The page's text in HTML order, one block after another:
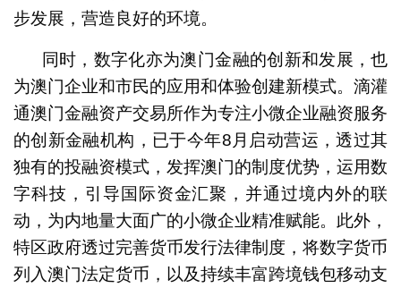
步发展，营造良好的环境。
同时，数字化亦为澳门金融的创新和发展，也
为澳门企业和市民的应用和体验创建新模式。滴灌
通澳门金融资产交易所作为专注小微企业融资服务
的创新金融机构，已于今年8月启动营运，透过其
独有的投融资模式，发挥澳门的制度优势，运用数
字科技，引导国际资金汇聚，并通过境内外的联
动，为内地量大面广的小微企业精准赋能。此外，
特区政府透过完善货币发行法律制度，将数字货币
列入澳门法定货币，以及持续丰富跨境钱包移动支